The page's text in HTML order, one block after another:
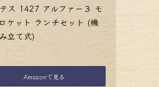
ス 1427 アルファー３ モ
ケット ランチセット (機
立て式)
Amazonで見る